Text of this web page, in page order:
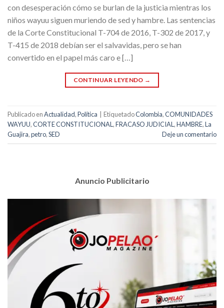
con desesperación cómo se burlan de la justicia mientras los
niños wayuu siguen muriendo de sed y hambre. Las sentencias
de la Corte Constitucional T-704 de 2016, T-302 de 2017, y
T-415 de 2018 debían ser el salvavidas, pero se han
convertido en el papel más caro e […]
CONTINUAR LEYENDO →
Publicado enActualidad,Política EtiquetadoColombia,COMUNIDADES
WAYUU,CORTE CONSTITUCIONAL ,FRACASO JUDICIAL ,HAMBRE,La
Guajira,petro,SED Deje un comentario
Anuncio Publicitario